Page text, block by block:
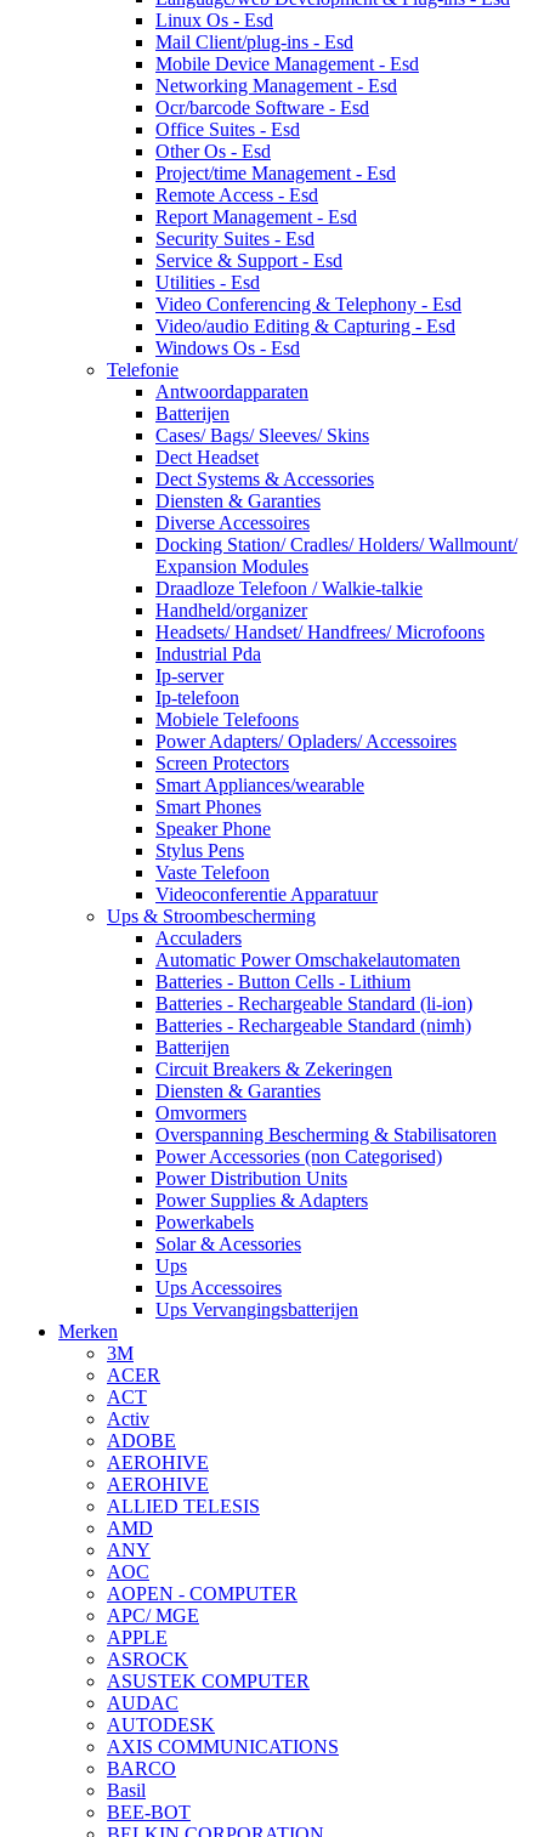
Linux Os - Esd
Mail Client/plug-ins - Esd
Mobile Device Management - Esd
Networking Management - Esd
Ocr/barcode Software - Esd
Office Suites - Esd
Other Os - Esd
Project/time Management - Esd
Remote Access - Esd
Report Management - Esd
Security Suites - Esd
Service & Support - Esd
Utilities - Esd
Video Conferencing & Telephony - Esd
Video/audio Editing & Capturing - Esd
Windows Os - Esd
Telefonie
Antwoordapparaten
Batterijen
Cases/ Bags/ Sleeves/ Skins
Dect Headset
Dect Systems & Accessories
Diensten & Garanties
Diverse Accessoires
Docking Station/ Cradles/ Holders/ Wallmount/
Expansion Modules
Draadloze Telefoon / Walkie-talkie
Handheld/organizer
Headsets/ Handset/ Handfrees/ Microfoons
Industrial Pda
Ip-server
Ip-telefoon
Mobiele Telefoons
Power Adapters/ Opladers/ Accessoires
Screen Protectors
Smart Appliances/wearable
Smart Phones
Speaker Phone
Stylus Pens
Vaste Telefoon
Videoconferentie Apparatuur
Ups & Stroombescherming
Acculaders
Automatic Power Omschakelautomaten
Batteries - Button Cells - Lithium
Batteries - Rechargeable Standard (li-ion)
Batteries - Rechargeable Standard (nimh)
Batterijen
Circuit Breakers & Zekeringen
Diensten & Garanties
Omvormers
Overspanning Bescherming & Stabilisatoren
Power Accessories (non Categorised)
Power Distribution Units
Power Supplies & Adapters
Powerkabels
Solar & Acessories
Ups
Ups Accessoires
Ups Vervangingsbatterijen
Merken
3M
ACER
ACT
Activ
ADOBE
AEROHIVE
AEROHIVE
ALLIED TELESIS
AMD
ANY
AOC
AOPEN - COMPUTER
APC/ MGE
APPLE
ASROCK
ASUSTEK COMPUTER
AUDAC
AUTODESK
AXIS COMMUNICATIONS
BARCO
Basil
BEE-BOT